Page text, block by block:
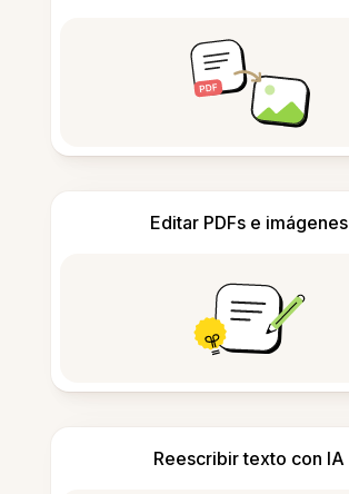
Editar PDFs e imágenes
Reescribir texto con IA